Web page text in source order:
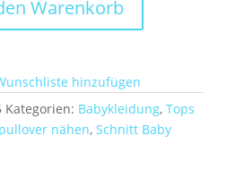
Warenkorb
hinzufügen
Kategorien: Babykleidung, Tops
nähen, Schnitt Baby